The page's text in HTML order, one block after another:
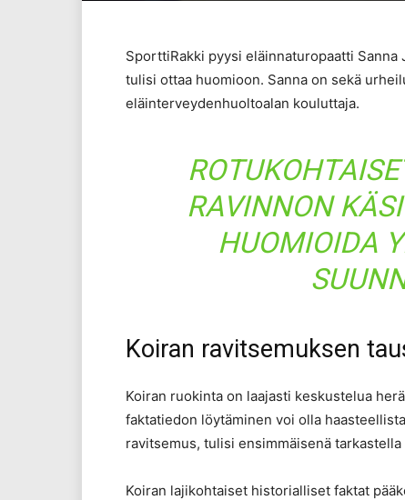
SporttiRakki pyysi eläinnaturopaatti
tulisi ottaa huomioon. Sanna on sekä
eläinterveydenhuoltoalan kouluttaja.
RAVINNON
HUOMIOIDA
Koiran ravitsemuksen
Koiran ruokinta on laajasti keskustelua
faktatiedon löytäminen voi olla
ravitsemus, tulisi ensimmäisenä
Koiran lajikohtaiset historialliset faktat